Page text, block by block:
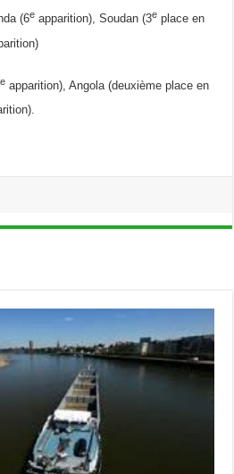
(6e apparition), Soudan (3e place en
e apparition), Angola (deuxième place en